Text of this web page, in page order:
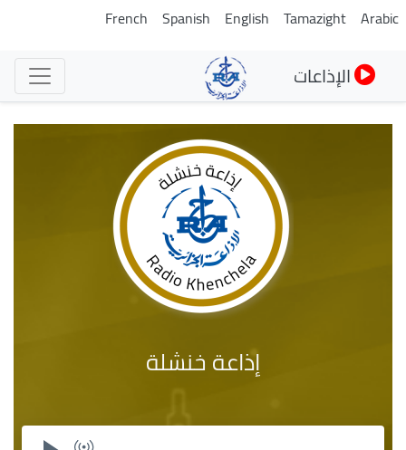
تجاوز
Arabic
Tamazight
English
Spanish
French
الإذاعات
إذاعة خنشلة